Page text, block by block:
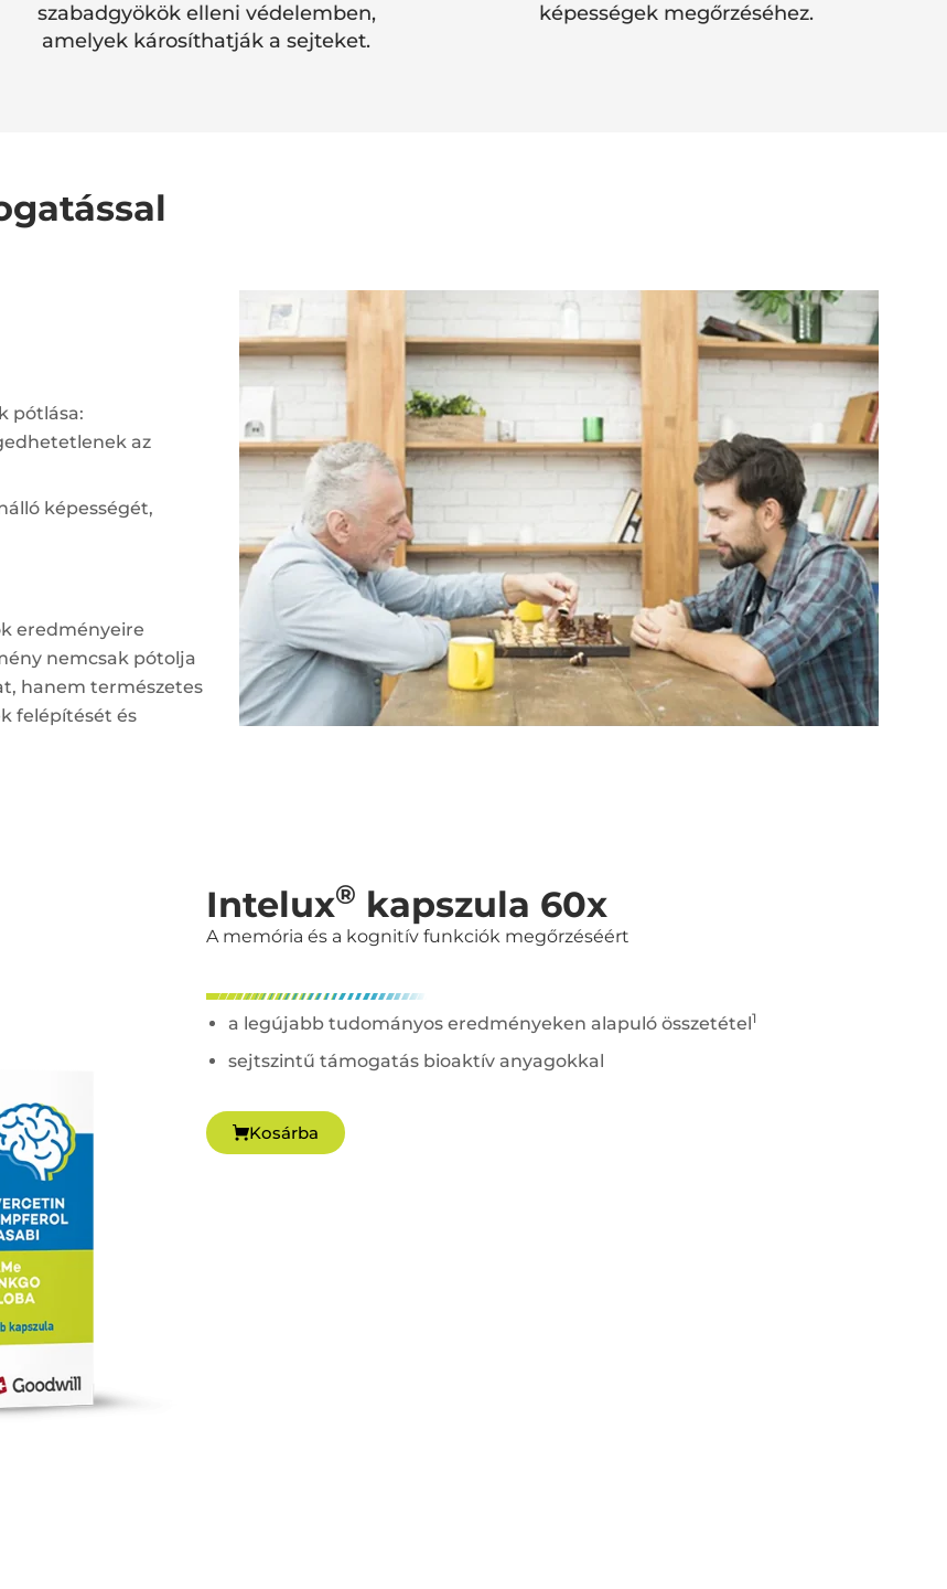
szabadgyökök elleni védelemben,
amelyek károsíthatják a sejteket.
képességek megőrzéséhez.
pótlása:
az
képességét,
eredményeire
nemcsak pótolja
hanem természetes
felépítését és
Intelux® kapszula 60x
A memória és a kognitív funkciók megőrzéséért
a legújabb tudományos eredményeken alapuló összetétel 1
sejtszintű támogatás bioaktív anyagokkal
Kosárba